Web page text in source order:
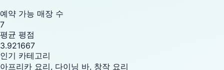
예약 가능 매장 수
7
평균 평점
3.921667
인기 카테고리
아프리카 요리, 다이닝 바, 창작 요리